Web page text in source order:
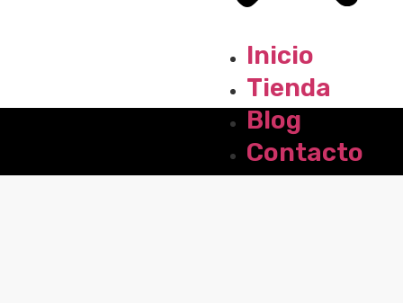
Inicio
Tienda
Blog
Contacto